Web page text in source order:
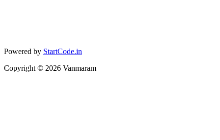
Powered by StartCode.in
Copyright © 2026 Vanmaram